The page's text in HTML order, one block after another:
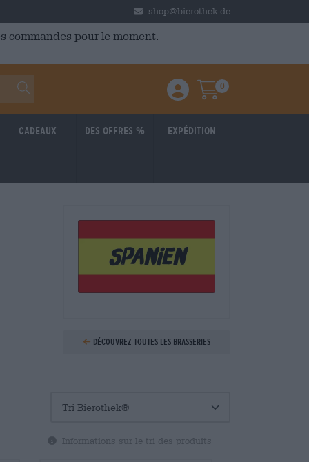
shop@bierothek.de
commandes pour le moment.
Einloggen / Anmelden
Warenkorb
0
Cadeaux Des offres % Expédition
Découvrez toutes les brasseries
Informations sur le tri des produits